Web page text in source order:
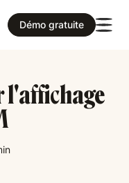
Démo gratuite
l'affichage